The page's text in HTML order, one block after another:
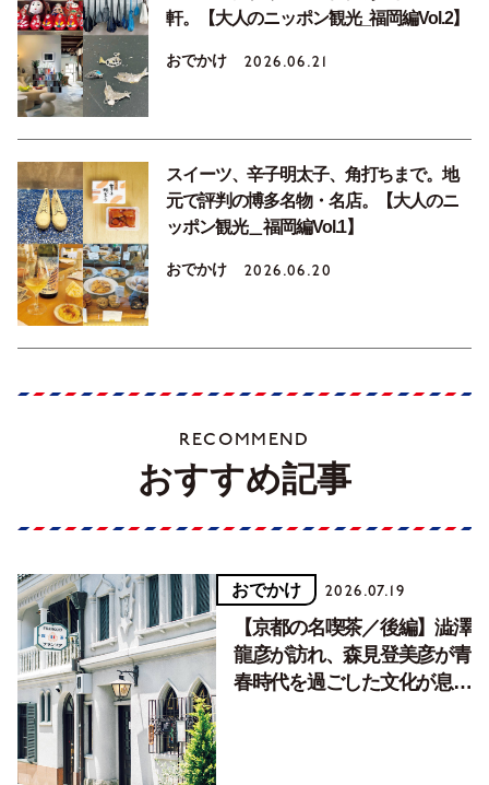
軒。【大人のニッポン観光_福岡編Vol.2】
おでかけ 2026.06.21
スイーツ、辛子明太子、角打ちまで。地
元で評判の博多名物・名店。【大人のニ
ッポン観光＿福岡編Vol.1】
おでかけ 2026.06.20
RECOMMEND
おすすめ記事
おでかけ 2026.07.19
【京都の名喫茶／後編】澁澤
龍彦が訪れ、森見登美彦が青
春時代を過ごした文化が息づ